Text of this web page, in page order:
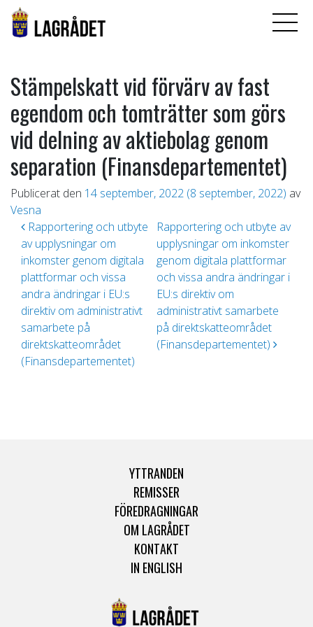
Stämpelskatt vid förvärv av fast
egendom och tomträtter som görs
vid delning av aktiebolag genom
separation (Finansdepartementet)
Publicerat den 14 september, 2022 (8 september, 2022) av
Vesna
Inläggsnavigering
Rapportering och utbyte
av upplysningar om
inkomster genom digitala
plattformar och vissa
andra ändringar i EU:s
direktiv om administrativt
samarbete på
direktskatteområdet
(Finansdepartementet)
Rapportering och utbyte av
upplysningar om inkomster
genom digitala plattformar
och vissa andra ändringar i
EU:s direktiv om
administrativt samarbete
på direktskatteområdet
(Finansdepartementet)
YTTRANDEN
REMISSER
FÖREDRAGNINGAR
OM LAGRÅDET
KONTAKT
IN ENGLISH